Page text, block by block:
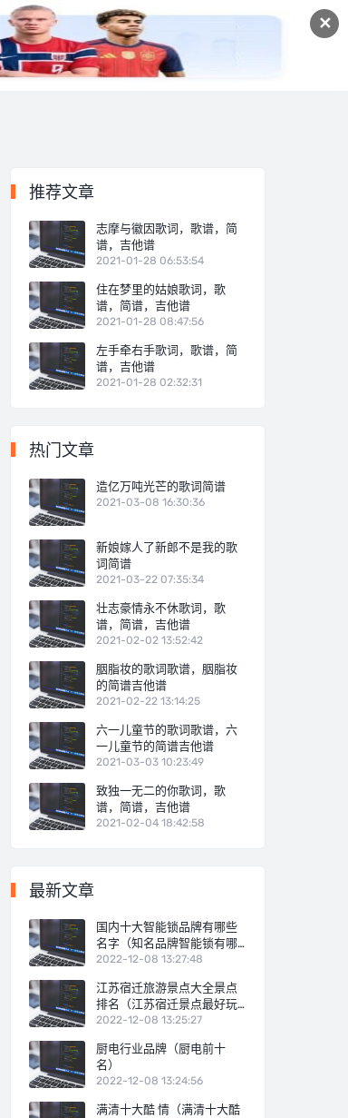
✕
十大排行
推荐文章
志摩与徽因歌词，歌谱，简
谱，吉他谱
2021-01-28 06:53:54
住在梦里的姑娘歌词，歌
谱，简谱，吉他谱
2021-01-28 08:47:56
左手牵右手歌词，歌谱，简
谱，吉他谱
2021-01-28 02:32:31
热门文章
造亿万吨光芒的歌词简谱
2021-03-08 16:30:36
新娘嫁人了新郎不是我的歌
词简谱
2021-03-22 07:35:34
壮志豪情永不休歌词，歌
谱，简谱，吉他谱
2021-02-02 13:52:42
胭脂妆的歌词歌谱，胭脂妆
的简谱吉他谱
2021-02-22 13:14:25
六一儿童节的歌词歌谱，六
一儿童节的简谱吉他谱
2021-03-03 10:23:49
致独一无二的你歌词，歌
谱，简谱，吉他谱
2021-02-04 18:42:58
最新文章
国内十大智能锁品牌有哪些
名字（知名品牌智能锁有哪
些）
2022-12-08 13:27:48
江苏宿迁旅游景点大全景点
排名（江苏宿迁景点最好玩
的排名）
2022-12-08 13:25:27
厨电行业品牌（厨电前十
名）
2022-12-08 13:24:56
满清十大酷 情（满清十大酷